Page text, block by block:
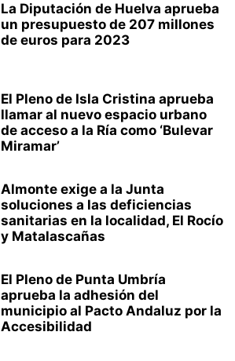
La Diputación de Huelva aprueba
un presupuesto de 207 millones
de euros para 2023
El Pleno de Isla Cristina aprueba
llamar al nuevo espacio urbano
de acceso a la Ría como ‘Bulevar
Miramar’
Almonte exige a la Junta
soluciones a las deficiencias
sanitarias en la localidad, El Rocío
y Matalascañas
El Pleno de Punta Umbría
aprueba la adhesión del
municipio al Pacto Andaluz por la
Accesibilidad